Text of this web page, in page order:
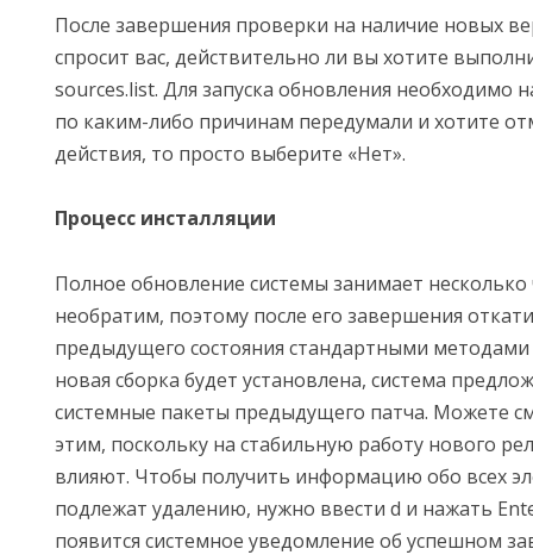
После завершения проверки на наличие новых
спросит вас, действительно ли вы хотите
sources.list. Для запуска обновления необходимо
по каким-либо причинам передумали и хотите
действия, то просто выберите «Нет».
Процесс инсталляции
Полное обновление системы занимает несколько
необратим, поэтому после его завершения
предыдущего состояния стандартными методами
новая сборка будет установлена, система
системные пакеты предыдущего патча. Можете
этим, поскольку на стабильную работу нового
влияют. Чтобы получить информацию обо всех
подлежат удалению, нужно ввести d и нажать
появится системное уведомление об успешном